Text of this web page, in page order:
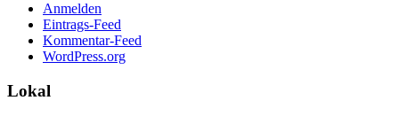
Anmelden
Eintrags-Feed
Kommentar-Feed
WordPress.org
Lokal